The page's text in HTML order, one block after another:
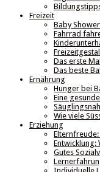
Freizeit
Baby
Fahrrad
Das erste
Das beste
Ernährung
Hunger bei
Eine
Wie viele
Erziehung
Entwicklung:
Gutes